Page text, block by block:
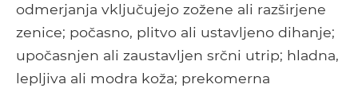
odmerjanja vključujejo zožene ali razširjene
zenice; počasno, plitvo ali ustavljeno dihanje;
upočasnjen ali zaustavljen srčni utrip; hladna,
lepljiva ali modra koža; prekomerna